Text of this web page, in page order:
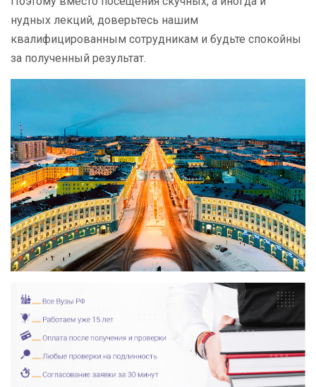
нудных лекций, доверьтесь нашим
квалифицированным сотрудникам и будьте спокойны
за полученный результат.